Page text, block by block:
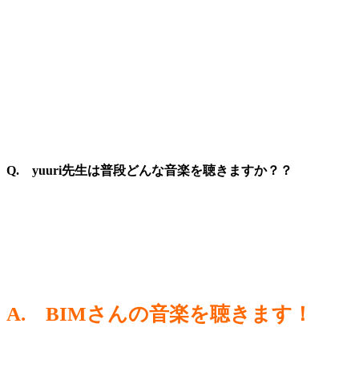
Q. yuuri先生は普段どんな音楽を聴きますか？？
A. BIMさんの音楽を聴きます！